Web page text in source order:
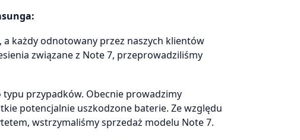
każdy odnotowany przez naszych klientów
związane z Note 7, przeprowadziliśmy
przypadków. Obecnie prowadzimy
potencjalnie uszkodzone baterie. Ze względu
wstrzymaliśmy sprzedaż modelu Note 7.